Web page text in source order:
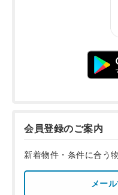
会員登録のご案内
新着物件・条件に合う
メー